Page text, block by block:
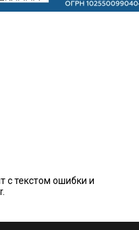
с текстом ошибки и